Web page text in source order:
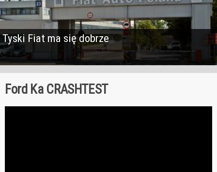
Tyski Fiat ma się dobrze
Ford Ka CRASHTEST